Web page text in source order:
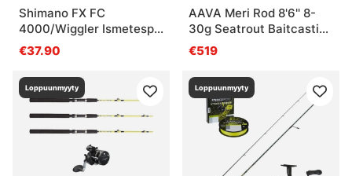
Shimano FX FC
4000/Wiggler Ismetespö
Soft 118,5 cm Combo
€37.90
AAVA Meri Rod 8'6'' 8-
30g Seatrout Baitcasting
Combo
€519
Loppuunmyyty Loppuunmyyty